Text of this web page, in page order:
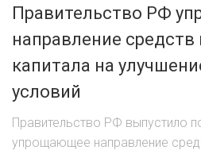
Правительство РФ
направление средств
капитала на
условий
Правительство РФ выпустило
упрощающее направление